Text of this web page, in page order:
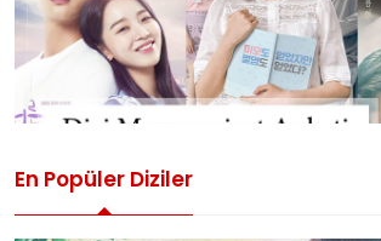
En Popüler Diziler